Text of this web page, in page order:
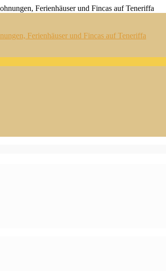
Ferienhäuser und Fincas auf Teneriffa